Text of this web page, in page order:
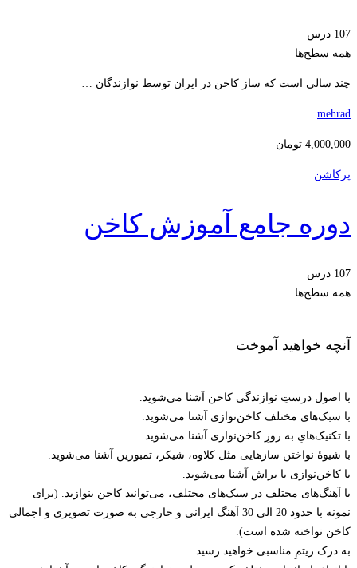
107 درس
همه سطح‌ها
چند سالی است که ساز کاخن در ایران توسط نوازندگان …
mehrad
4,000,000 تومان
پرکاشن
دوره جامع آموزش کاخن
107 درس
همه سطح‌ها
آنچه خواهید آموخت
با اصول درستِ نوازندگی کاخن آشنا می‌شوید.
با سبک‌های مختلف کاخن‌نوازی آشنا می‌شوید.
با تکنیک‌هایِ به روزِ کاخن‌نوازی آشنا می‌شوید.
با شیوۀ نواختن سازهایی مثل کلاوه، شیکر، تمبورین آشنا می‌شوید.
با کاخن‌نوازی با براش آشنا می‌شوید.
با آهنگ‌های مختلف در سبک‌های مختلف، می‌توانید کاخن بنوازید. (برای
نمونه با حدود 20 الی 30 آهنگ ایرانی و خارجی به صورت تصویری و اجمالی
کاخن نواخته شده است).
به درک ریتمِ مناسبی خواهید رسید.